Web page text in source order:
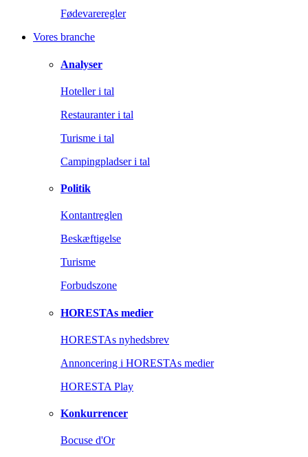
Fødevareregler
Vores branche
Analyser
Hoteller i tal
Restauranter i tal
Turisme i tal
Campingpladser i tal
Politik
Kontantreglen
Beskæftigelse
Turisme
Forbudszone
HORESTAs medier
HORESTAs nyhedsbrev
Annoncering i HORESTAs medier
HORESTA Play
Konkurrencer
Bocuse d'Or